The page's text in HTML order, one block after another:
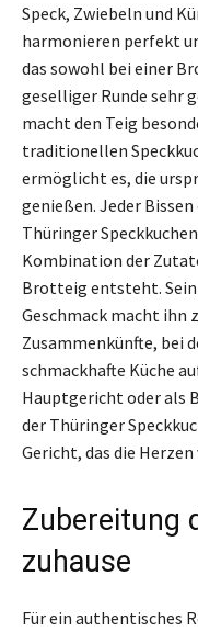
Speck, Zwiebeln und
harmonieren perfekt
das sowohl bei einer
geselliger Runde sehr
macht den Teig
traditionellen
ermöglicht es, die
genießen. Jeder
Thüringer
Kombination der
Brotteig entsteht.
Geschmack macht ihn
Zusammenkünfte, bei
schmackhafte Küche
Hauptgericht oder als
der Thüringer
Gericht, das die
Zubereitung
zuhause
Für ein authentisches